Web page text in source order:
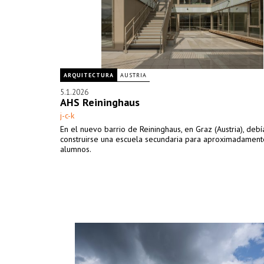
ARQUITECTURA AUSTRIA
5.1.2026
AHS Reininghaus
j-c-k
En el nuevo barrio de Reininghaus, en Graz (Austria),
construirse una escuela secundaria para
alumnos.